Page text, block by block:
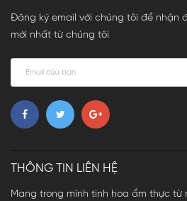
Đăng ký email với chúng tôi để nhận
mới nhất từ chúng tôi
THÔNG TIN LIÊN HỆ
Mang trong mình tinh hoa ẩm thực từ